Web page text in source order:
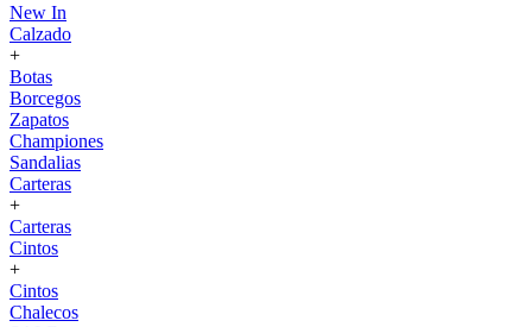
New In
Calzado
+
Botas
Borcegos
Zapatos
Championes
Sandalias
Carteras
+
Carteras
Cintos
+
Cintos
Chalecos